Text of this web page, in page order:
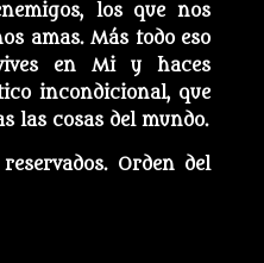
los que nos
amas. Más todo eso
en Mi y haces
incondicional, que
las cosas del mundo.
Orden del